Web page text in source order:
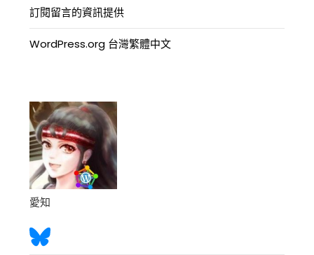
訂閱留言的資訊提供
WordPress.org 台灣繁體中文
愛知